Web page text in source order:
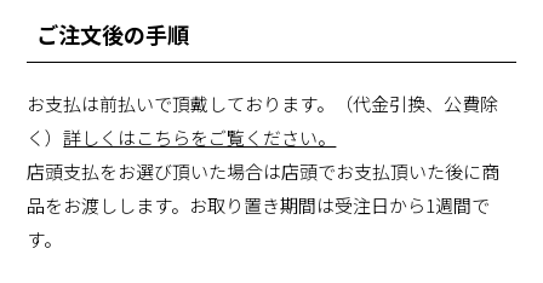
ご注文後の手順
お支払は前払いで頂戴しております。（代金引換、公費除
く）詳しくはこちらをご覧ください。
店頭支払をお選び頂いた場合は店頭でお支払頂いた後に商
品をお渡しします。お取り置き期間は受注日から1週間で
す。